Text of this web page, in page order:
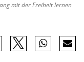
mit der Freiheit lernen